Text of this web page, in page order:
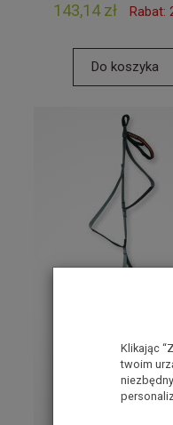
143,14 zł Rabat:
Do koszyka
Klikając
twoim